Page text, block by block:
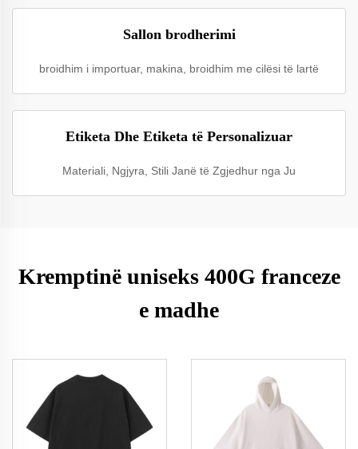
Sallon brodherimi
broidhim i importuar, makina, broidhim me cilësi të lartë
Etiketa Dhe Etiketa të Personalizuar
Materiali, Ngjyra, Stili Janë të Zgjedhur nga Ju
Kremptinë uniseks 400G franceze
e madhe